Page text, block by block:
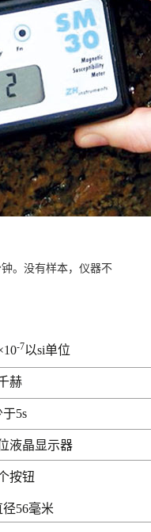
钟。没有样本，仪器不
-7以si单位
赫
于5s
液晶显示器
按钮
径56毫米